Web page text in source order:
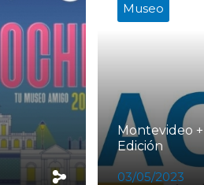
Museo
Montevideo +
Edición
03/05/2023